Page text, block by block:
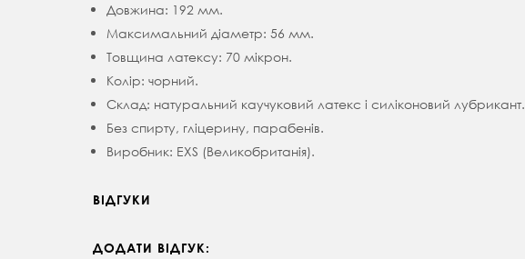
Довжина: 192 мм.
Максимальний діаметр: 56 мм.
Товщина латексу: 70 мікрон.
Колір: чорний.
Склад: натуральний каучуковий латекс і силіконовий лубрикант.
Без спирту, гліцерину, парабенів.
Виробник: EXS (Великобританія).
ВІДГУКИ
ДОДАТИ ВІДГУК: